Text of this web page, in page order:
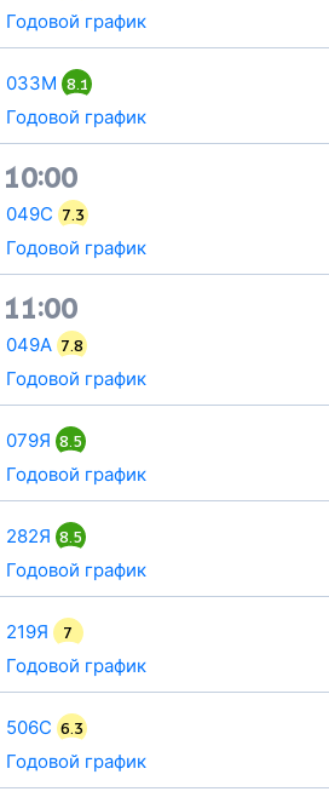
Годовой график
033М 8.1
Годовой график
10:00
049С 7.3
Годовой график
11:00
049А 7.8
Годовой график
079Я 8.5
Годовой график
282Я 8.5
Годовой график
219Я 7
Годовой график
506С 6.3
Годовой график